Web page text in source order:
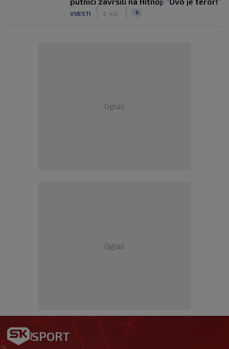
VIJESTI 2. kol. 8
Oglas
Oglas
SPORT